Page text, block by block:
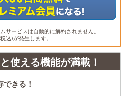
サービスは自動的に解約されません。
込)が発生します。
使える機能が満載！
きる！